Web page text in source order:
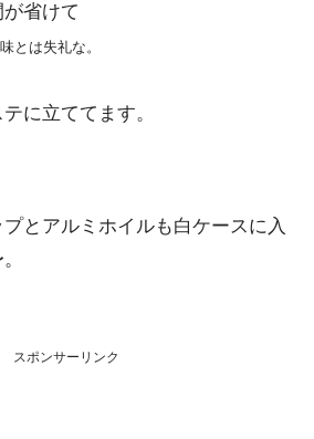
省けて
とは失礼な。
に立ててます。
とアルミホイルも白ケースに入
スポンサーリンク